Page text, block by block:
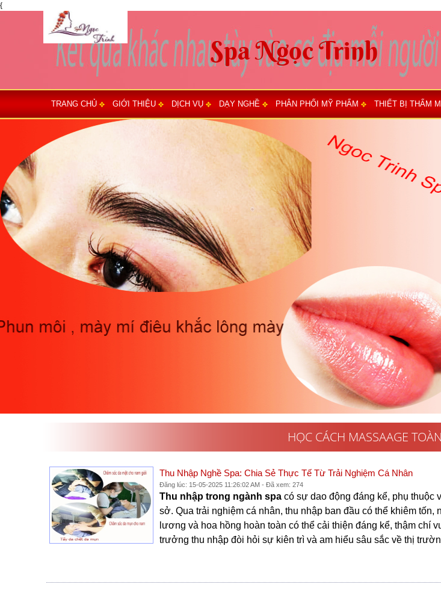
{
TRANG CHỦ GIỚI THIỆU DỊCH VỤ DẠY NGHỀ PHÂN PHỐI MỸ PHẨM THIẾT BỊ THẨM
HỌC CÁCH MASSAAGE
Thu Nhập Nghề Spa: Chia Sẻ Thực Tế Từ Trải Nghiệm Cá Nhân
Đăng lúc: 15-05-2025 11:26:02 AM - Đã xem: 274
Thu nhập trong ngành spa có sự dao động đáng kể, phụ thuộc
sở. Qua trải nghiệm cá nhân, thu nhập ban đầu có thể khiêm
lương và hoa hồng hoàn toàn có thể cải thiện đáng kể, thậm
trưởng thu nhập đòi hỏi sự kiên trì và am hiểu sâu sắc về thị